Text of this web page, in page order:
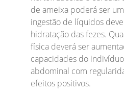
de ameixa poderá ser
ingestão de líquidos
hidratação das fezes.
física deverá ser
capacidades do
abdominal com
efeitos positivos.